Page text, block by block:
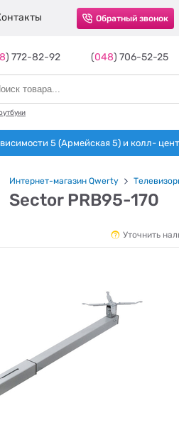
Обратный звонок
) 772-82-92 (048) 706-52-25
5 (Армейская 5) и колл-
Интернет-магазин Qwerty
Sector PRB95-170
Уточнить